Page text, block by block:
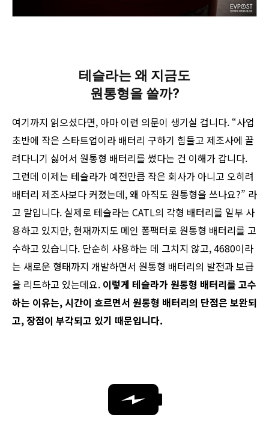
테슬라는 왜 지금도
원통형을 쓸까?
여기까지 읽으셨다면, 아마 이런 의문이 생기실 겁니다. “사업
초반에 작은 스타트업이라 배터리 구하기 힘들고 제조사에 끌
려다니기 싫어서 원통형 배터리를 썼다는 건 이해가 갑니다.
그런데 이제는 테슬라가 예전만큼 작은 회사가 아니고 오히려
배터리 제조사보다 커졌는데, 왜 아직도 원통형을 쓰나요?” 라
고 말입니다. 실제로 테슬라는 CATL의 각형 배터리를 일부 사
용하고 있지만, 현재까지도 메인 폼팩터로 원통형 배터리를 고
수하고 있습니다. 단순히 사용하는 데 그치지 않고, 4680이라
는 새로운 형태까지 개발하면서 원통형 배터리의 발전과 보급
을 리드하고 있는데요. 이렇게 테슬라가 원통형 배터리를 고수
하는 이유는, 시간이 흐르면서 원통형 배터리의 단점은 보완되
고, 장점이 부각되고 있기 때문입니다.